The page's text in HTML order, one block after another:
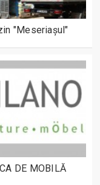
"Meseriașul"
DE MOBILĂ